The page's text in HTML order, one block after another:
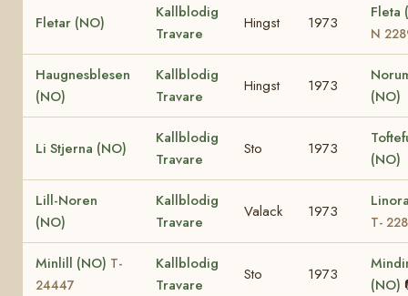
Fletar (NO)
Kallblodig
Travare
Hingst 1973
Fleta
N
Haugnesblesen
(NO)
Kallblodig
Travare
Hingst 1973
(NO)
Li Stjerna (NO)
Kallblodig
Travare
Sto 1973
(NO)
Lill-Noren
(NO)
Kallblodig
Travare
Valack 1973
T-
Minlill (NO) T-
24447
Kallblodig
Travare
Sto 1973
(NO)